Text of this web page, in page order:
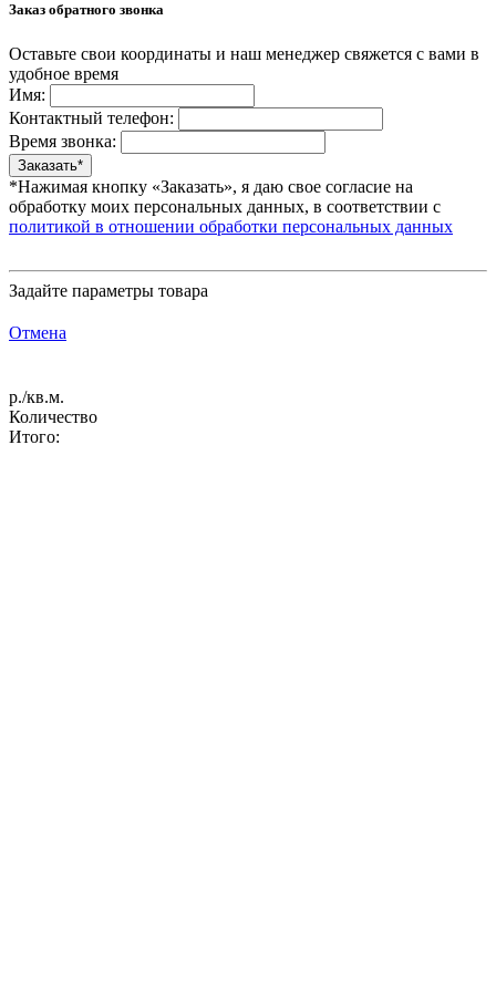
Заказ обратного звонка
Оставьте свои координаты и наш менеджер свяжется с вами в
удобное время
Имя:
Контактный телефон:
Время звонка:
*Нажимая кнопку «Заказать», я даю свое согласие на
обработку моих персональных данных, в соответствии с
политикой в отношении обработки персональных данных
Задайте параметры товара
Отмена
р./кв.м.
Количество
Итого: